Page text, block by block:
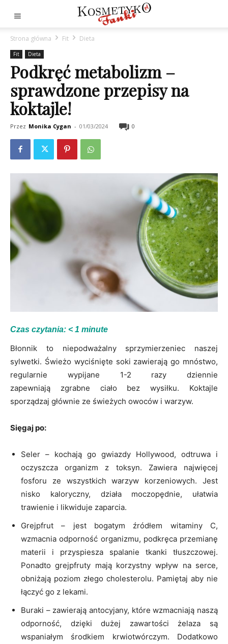
Strona główna Fit Dieta
Fit Dieta
Podkręć metabolizm –
sprawdzone przepisy na
koktajle!
Przez Monika Cygan - 01/03/2024 0
Czas czytania: < 1 minute
Błonnik to niepodważalny sprzymierzeniec naszej
sylwetki. Świeżo wyciśnięte soki zawierają go mnóstwo,
regularnie wypijane 1-2 razy dziennie
zapewniają zgrabne ciało bez wysiłku. Koktajle
sporządzaj głównie ze świeżych owoców i warzyw.
Sięgaj po:
Seler – kochają go gwiazdy Hollywood, odtruwa i
oczyszcza organizm z toksyn. Zawiera najwięcej
fosforu ze wszystkich warzyw korzeniowych. Jest
nisko kaloryczny, działa moczopędnie, ułatwia
trawienie i likwiduje zaparcia.
Grejpfrut – jest bogatym źródłem witaminy C,
wzmacnia odporność organizmu, podkręca przemianę
materii i przyspiesza spalanie tkanki tłuszczowej.
Ponadto grejpfruty mają korzystny wpływ na serce,
obniżają poziom złego cholesterolu. Pamiętaj aby nie
łączyć go z lekami.
Buraki – zawierają antocyjany, które wzmacniają naszą
odporność, dzięki dużej zawartości żelaza są
wspaniałym środkiem krwiotwórczym. Dodatkowo